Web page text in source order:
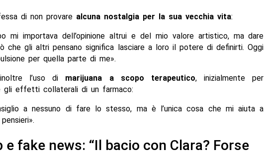
di non provare alcuna nostalgia per la sua vecchia vita:
mi importava dell’opinione altrui e del mio valore artistico, ma dare
che gli altri pensano significa lasciare a loro il potere di definirti. Oggi
per quella parte di me».
l’uso di marijuana a scopo terapeutico, inizialmente per
gli effetti collaterali di un farmaco:
a nessuno di fare lo stesso, ma è l’unica cosa che mi aiuta a
e fake news: “Il bacio con Clara? Forse